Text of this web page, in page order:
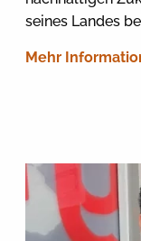
seines Landes
Mehr